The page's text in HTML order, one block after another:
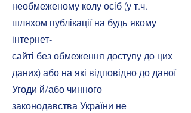
необмеженому колу осіб (у т.ч.
шляхом публікації на будь-якому
інтернет-
сайті без обмеження доступу до цих
даних) або на які відповідно до даної
Угоди й/або чинного
законодавства України не